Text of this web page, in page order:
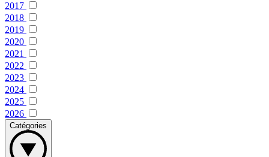
2017
2018
2019
2020
2021
2022
2023
2024
2025
2026
Catégories